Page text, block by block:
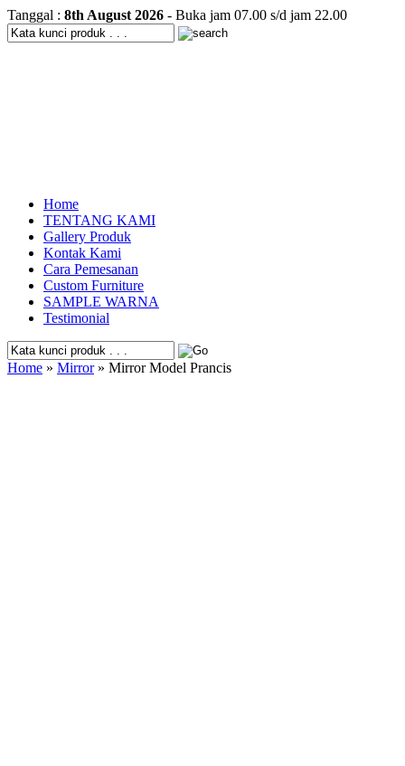
Tanggal : 8th August 2026 - Buka jam 07.00 s/d jam 22.00
Home
TENTANG KAMI
Gallery Produk
Kontak Kami
Cara Pemesanan
Custom Furniture
SAMPLE WARNA
Testimonial
Home » Mirror» Mirror Model Prancis